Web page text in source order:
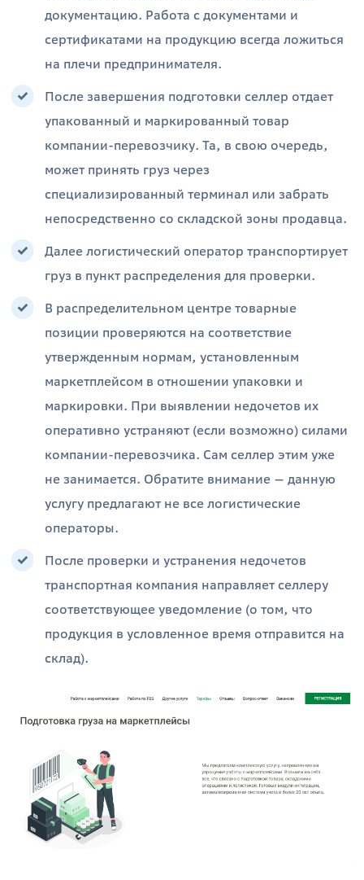
документацию. Работа с документами и
сертификатами на продукцию всегда ложиться
на плечи предпринимателя.
После завершения подготовки селлер отдает
упакованный и маркированный товар
компании-перевозчику. Та, в свою очередь,
может принять груз через
специализированный терминал или забрать
непосредственно со складской зоны продавца.
Далее логистический оператор транспортирует
груз в пункт распределения для проверки.
В распределительном центре товарные
позиции проверяются на соответствие
утвержденным нормам, установленным
маркетплейсом в отношении упаковки и
маркировки. При выявлении недочетов их
оперативно устраняют (если возможно) силами
компании-перевозчика. Сам селлер этим уже
не занимается. Обратите внимание — данную
услугу предлагают не все логистические
операторы.
После проверки и устранения недочетов
транспортная компания направляет селлеру
соответствующее уведомление (о том, что
продукция в условленное время отправится на
склад).